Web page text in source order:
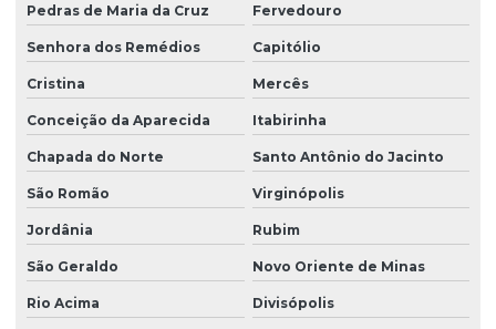
Pedras de Maria da Cruz Fervedouro
Senhora dos Remédios Capitólio
Cristina Mercês
Conceição da Aparecida Itabirinha
Chapada do Norte Santo Antônio do Jacinto
São Romão Virginópolis
Jordânia Rubim
São Geraldo Novo Oriente de Minas
Rio Acima Divisópolis